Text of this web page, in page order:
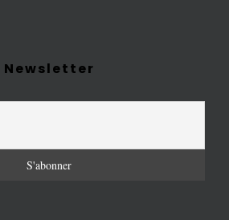
Newsletter